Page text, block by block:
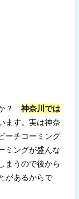
か？神奈川では
ます。実は神奈
ーチコーミング
ミングが盛んな
まうので後から
があるからで